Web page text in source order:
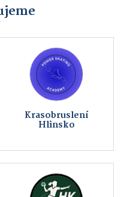
Krasobruslení
Hlinsko